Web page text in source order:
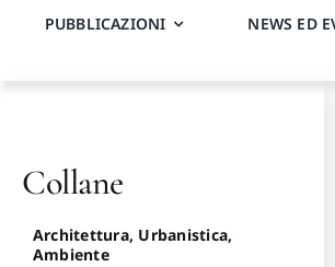
PUBBLICAZIONI NEWS ED
Collane
Architettura, Urbanistica,
Ambiente